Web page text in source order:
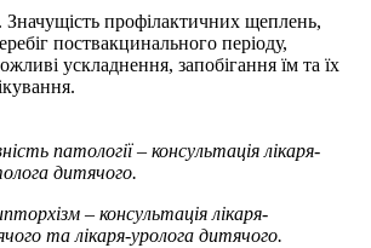
Значущість профілактичних щеплень,
поствакцинального періоду,
ускладнення, запобігання їм та їх
патології – консультація лікаря-
дитячого.
– консультація лікаря-
та лікаря-уролога дитячого.